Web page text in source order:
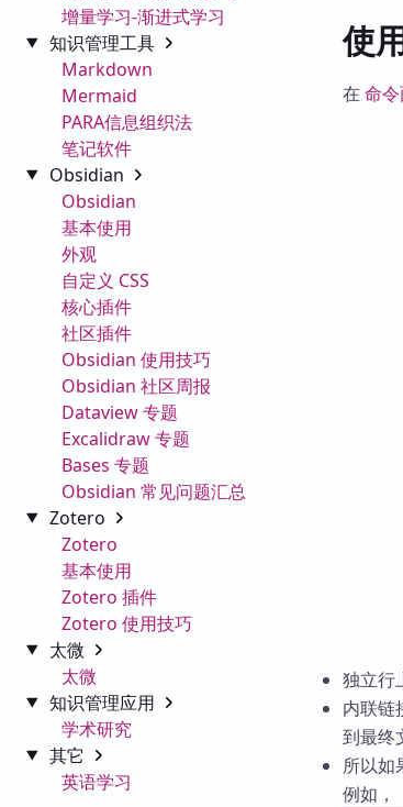
增量学习-渐进式学习
知识管理工具
Markdown
Mermaid
PARA信息组织法
笔记软件
Obsidian
Obsidian
基本使用
外观
自定义 CSS
核心插件
社区插件
Obsidian 使用技巧
Obsidian 社区周报
Dataview 专题
Excalidraw 专题
Bases 专题
Obsidian 常见问题汇总
Zotero
Zotero
基本使用
Zotero 插件
Zotero 使用技巧
太微
太微
知识管理应用
学术研究
其它
英语学习
使
在 命
独立行
内联链
到最终
所以如
例如，